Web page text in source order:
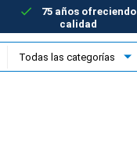
75 años ofreciendo
calidad